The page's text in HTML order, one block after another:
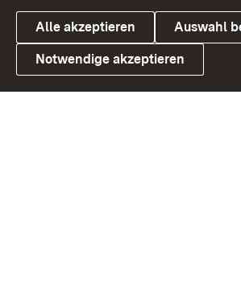
Link zum Landesportal
Alle akzeptieren Auswahl
Notwendige akzeptieren